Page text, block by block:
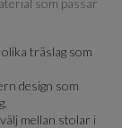
som passar
träslag som
design som
mellan stolar i